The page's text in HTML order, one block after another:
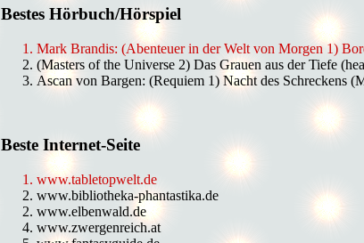
Bestes Hörbuch/Hörspiel
Mark Brandis: (Abenteuer in der Welt von Morgen 1)
(Masters of the Universe 2) Das Grauen aus der Tiefe
Ascan von Bargen: (Requiem 1) Nacht des Schreckens
Beste Internet-Seite
www.tabletopwelt.de
www.bibliotheka-phantastika.de
www.elbenwald.de
www.zwergenreich.at